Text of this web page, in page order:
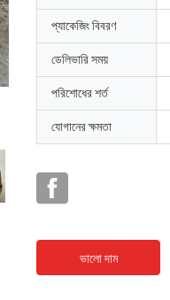
প্যাকেজিং বিবরণ
ডেলিভারি সময়
পরিশোধের শর্ত
যোগানের ক্ষমতা
ভালো দাম